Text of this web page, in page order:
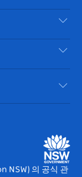
트
미디어 센터
NSW) 의 공식 관